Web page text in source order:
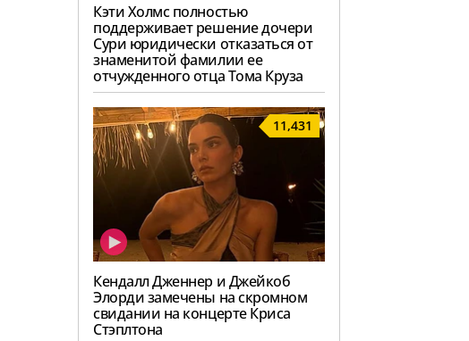
Кэти Холмс полностью
поддерживает решение дочери
Сури юридически отказаться от
знаменитой фамилии ее
отчужденного отца Тома Круза
11,431
Кендалл Дженнер и Джейкоб
Элорди замечены на скромном
свидании на концерте Криса
Стэплтона